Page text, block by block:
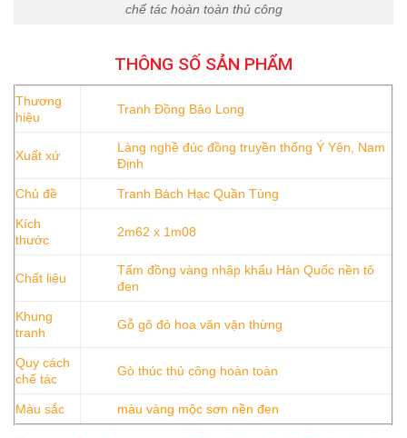
chế tác hoàn toàn thủ công
THÔNG SỐ SẢN PHẨM
Thương
hiệu
Tranh Đồng Bảo Long
Xuất xứ
Làng nghề đúc đồng truyền thống Ý Yên, Nam
Định
Chủ đề Tranh Bách Hạc Quần Tùng
Kích
thước
2m62 x 1m08
Chất liệu
Tấm đồng vàng nhập khẩu Hàn Quốc nền tô
đen
Khung
tranh
Gỗ gõ đỏ hoa văn vặn thừng
Quy cách
chế tác
Gò thúc thủ công hoàn toàn
Màu sắc màu vàng mộc sơn nền đen